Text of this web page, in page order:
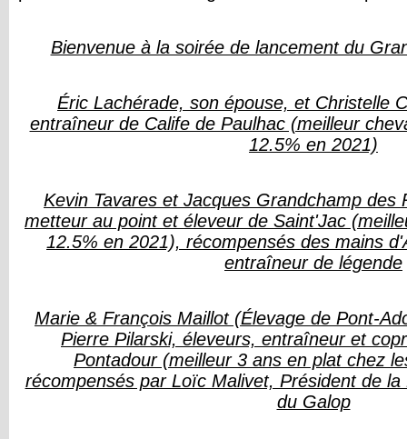
Bienvenue à la soirée de lancement du
Éric Lachérade, son épouse, et Christelle
entraîneur de Calife de Paulhac (meilleur
12.5% en 2021)
Kevin Tavares et Jacques Grandchamp des
metteur au point et éleveur de Saint'Jac
12.5% en 2021), récompensés des mains
entraîneur de légende
Marie & François Maillot (Élevage de Pont-
Pierre Pilarski, éleveurs, entraîneur et
Pontadour (meilleur 3 ans en plat chez
récompensés par Loïc Malivet, Président de
du Galop